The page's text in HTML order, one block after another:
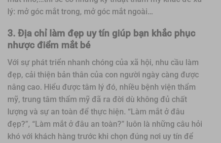
lý: mở góc mắt trong, mở góc mắt ngoài…
3. Địa chỉ làm đẹp uy tín giúp bạn khắc phục
nhược điểm mắt bé
Với sự phát triển nhanh chóng của xã hội, nhu cầu làm
đẹp, cải thiện bản thân của con người ngày càng được
nâng cao. Hiểu được tâm lý đó, nhiều bệnh viện thẩm
mỹ, trung tâm thẩm mỹ đã ra đời dù không đủ chất
lượng và sự an toàn để thực hiện. “Làm mắt ở đâu
đẹp?”, “Làm mắt ở đâu an toàn?” luôn là những câu hỏi
khó với khách hàng trước khi chọn đúng nơi uy tín để